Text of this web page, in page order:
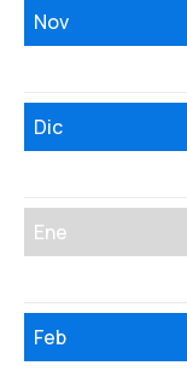
Nov
Dic
Ene
Feb